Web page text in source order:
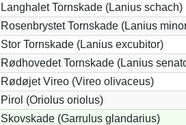
Langhalet Tornskade (Lanius schach)
Rosenbrystet Tornskade (Lanius
Stor Tornskade (Lanius excubitor)
Rødhovedet Tornskade (Lanius
Rødøjet Vireo (Vireo olivaceus)
Pirol (Oriolus oriolus)
Skovskade (Garrulus glandarius)